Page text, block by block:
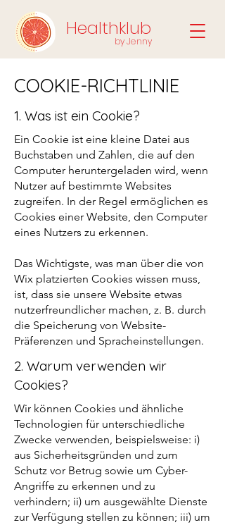
by Jenny
Healthklub
COOKIE-RICHTLINIE
1. Was ist ein Cookie?
Ein Cookie ist eine kleine Datei aus
Buchstaben und Zahlen, die auf den
Computer heruntergeladen wird, wenn
Nutzer auf bestimmte Websites
zugreifen. In der Regel ermöglichen es
Cookies einer Website, den Computer
eines Nutzers zu erkennen.
Das Wichtigste, was man über die von
Wix platzierten Cookies wissen muss,
ist, dass sie unsere Website etwas
nutzerfreundlicher machen, z. B. durch
die Speicherung von Website-
Präferenzen und Spracheinstellungen.
2. Warum verwenden wir
Cookies?
Wir können Cookies und ähnliche
Technologien für unterschiedliche
Zwecke verwenden, beispielsweise: i)
aus Sicherheitsgründen und zum
Schutz vor Betrug sowie um Cyber-
Angriffe zu erkennen und zu
verhindern; ii) um ausgewählte Dienste
zur Verfügung stellen zu können; iii) um